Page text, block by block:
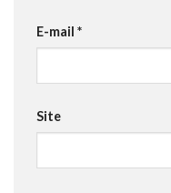
E-mail *
Site